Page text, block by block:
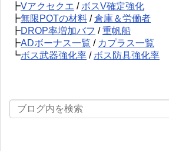
┣Vアクセクエ / ボスV確定強化
┣無限POTの材料 / 倉庫＆労働者
┣DROP率増加バフ / 重帆船
┣ADボーナス一覧 / カプラス一覧
┗ボス武器強化率 / ボス防具強化率